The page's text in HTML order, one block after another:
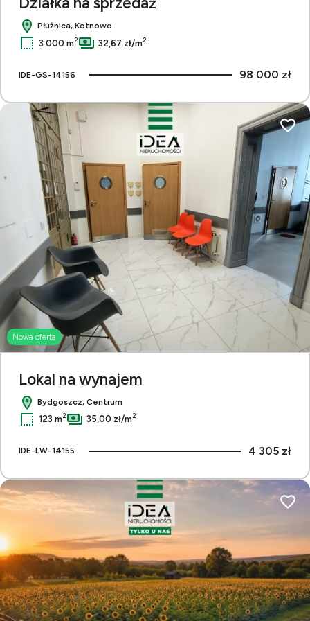
Płużnica, Kotnowo
3 000 m2 32,67 zł/m2
IDE-GS-14156 98 000 zł
Nowa oferta
Dodaj
Lokal na wynajem
Bydgoszcz, Centrum
123 m2 35,00 zł/m2
IDE-LW-14155 4 305 zł
Dodaj